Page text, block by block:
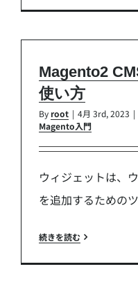
Magento2
使い方
By root | 4月 3rd, 2023 |
Magento入門
ウィジェットは、
を追加するための
続きを読む